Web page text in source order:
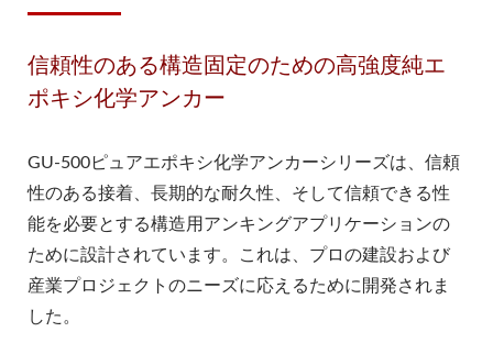
信頼性のある構造固定のための高強度純エ
ポキシ化学アンカー
GU-500ピュアエポキシ化学アンカーシリーズは、信頼
性のある接着、長期的な耐久性、そして信頼できる性
能を必要とする構造用アンキングアプリケーションの
ために設計されています。これは、プロの建設および
産業プロジェクトのニーズに応えるために開発されま
した。